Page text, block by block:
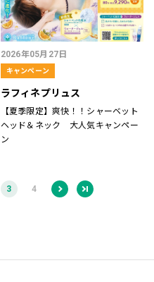
2026年05月27日
キャンペーン
ラフィネプリュス
【夏季限定】爽快！！シャーベット
ヘッド＆ネック 大人気キャンペー
ン
3 4